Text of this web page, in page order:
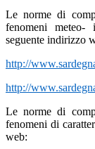
Le norme di
fenomeni meteo-
seguente indirizzo
http://
http://
Le norme di
fenomeni di
web: